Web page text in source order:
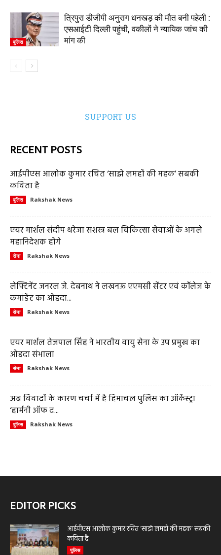
पुलिस
त्रिपुरा डीजीपी अनुराग धनखड़ की मौत बनी पहेली :
एसआईटी दिल्ली पहुंची, वकीलों ने न्यायिक जांच की
मांग की
SUPPORT US
RECENT POSTS
आईपीएस आलोक कुमार रचित ‘साझे लमहों की महक’ सबकी
कविता है
पुलिस Rakshak News
एयर मार्शल संदीप थरेजा सशस्त्र बल चिकित्सा सेवाओं के अगले
महानिदेशक होंगे
सेना Rakshak News
लेफ्टिनेंट जनरल जे. देबनाथ ने लखनऊ एएमसी सेंटर एवं कॉलेज के
कमांडेंट का ओहदा...
सेना Rakshak News
एयर मार्शल तेजपाल सिंह ने भारतीय वायु सेना के उप प्रमुख का
ओहदा संभाला
सेना Rakshak News
अब विवादों के कारण चर्चा में है हिमाचल पुलिस का ऑर्केस्ट्रा
‘हार्मनी ऑफ द...
पुलिस Rakshak News
EDITOR PICKS
आईपीएस आलोक कुमार रचित ‘साझे लमहों की महक’ सबकी
कविता है
पुलिस